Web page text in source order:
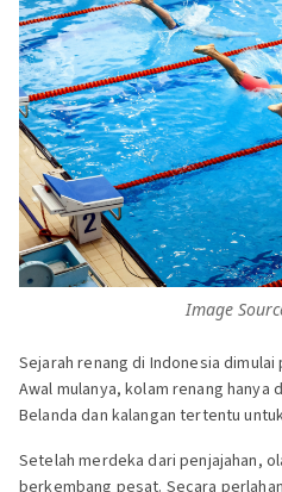
Image
Sejarah renang di Indonesia dimulai
Awal mulanya, kolam renang hanya
Belanda dan kalangan tertentu
Setelah merdeka dari penjajahan,